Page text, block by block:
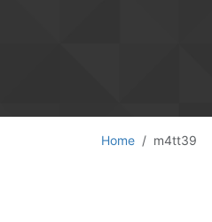
Home m4tt39